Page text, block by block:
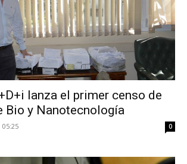
lanza el primer censo de
Bio y Nanotecnología
05:25 0